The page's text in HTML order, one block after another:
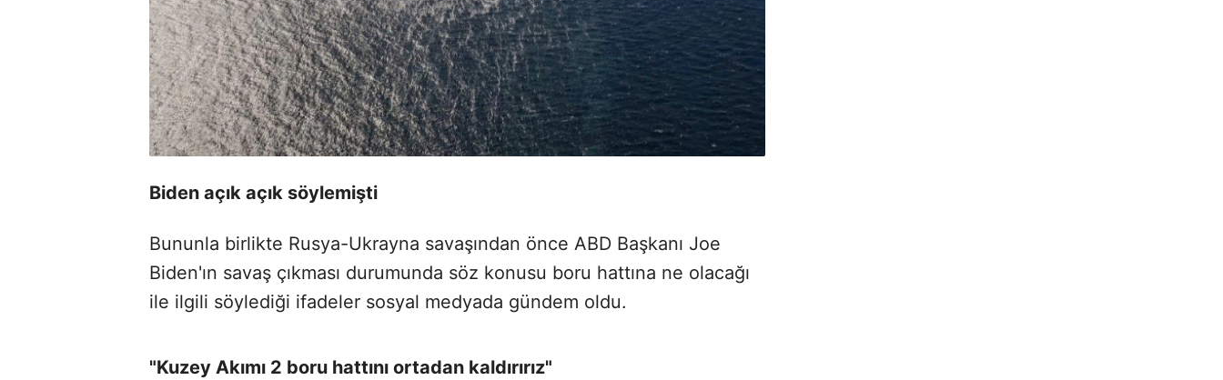
Biden açık açık söylemişti
Bununla birlikte Rusya-Ukrayna savaşından önce ABD Başkanı Joe
Biden'ın savaş çıkması durumunda söz konusu boru hattına ne olacağı
ile ilgili söylediği ifadeler sosyal medyada gündem oldu.
"Kuzey Akımı 2 boru hattını ortadan kaldırırız"